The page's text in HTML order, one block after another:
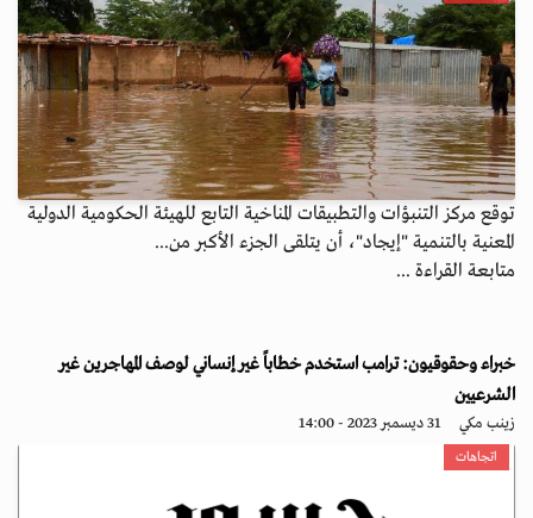
توقع مركز التنبؤات والتطبيقات المناخية التابع للهيئة الحكومية الدولية
المعنية بالتنمية "إيجاد"، أن يتلقى الجزء الأكبر من...
متابعة القراءة ...
خبراء وحقوقيون: ترامب استخدم خطاباً غير إنساني لوصف المهاجرين غير
الشرعيين
زينب مكي 31 ديسمبر 2023 - 14:00
اتجاهات